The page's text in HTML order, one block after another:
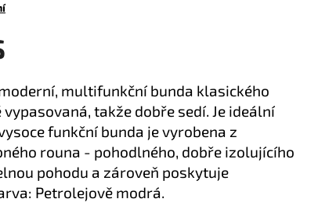
multifunkční bunda klasického
takže dobře sedí. Je ideální
funkční bunda je vyrobena z
rouna - pohodlného, dobře izolujícího
pohodu a zároveň poskytuje
Petrolejově modrá.